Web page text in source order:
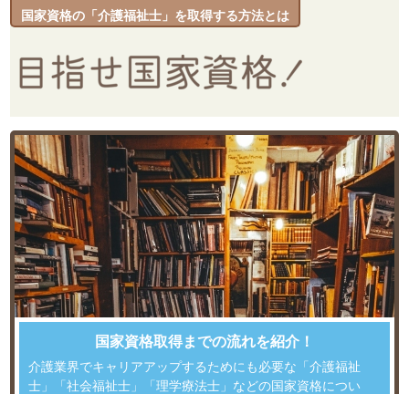
国家資格の「介護福祉士」を取得する方法とは
国家資格取得までの流れを紹介！
介護業界でキャリアアップするためにも必要な「介護福祉
士」「社会福祉士」「理学療法士」などの国家資格につい